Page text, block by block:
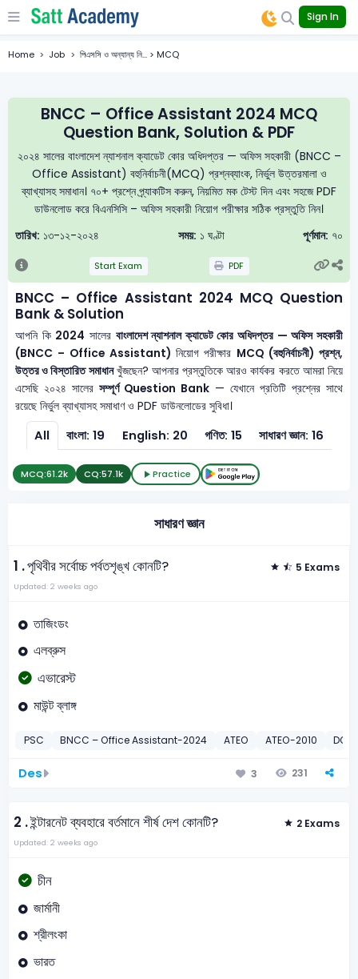
Sign In
Home Job পিএসসি ও অন্যান্য নি... > MCQ
BNCC – Office Assistant 2024 MCQ
Question Bank, Solution & PDF
২০২৪ সালের বাংলাদেশ ন্যাশনাল ক্যাডেট কোর অধিদপ্তর — অফিস সহকারী (BNCC –
Office Assistant) বহুনির্বাচনী(MCQ) প্রশ্নব্যাংক, নির্ভুল উত্তরমালা ও
ব্যাখ্যাসহ সমাধান। ৭০+ প্রশ্নে প্র্যাকটিস করুন, নিয়মিত মক টেস্ট দিন এবং সহজে PDF
ডাউনলোড করে বিএনসিসি – অফিস সহকারী নিয়োগ পরীক্ষার সঠিক প্রস্তুতি নিন।
তারিখ: ১৩-১২-২০২৪ সময়: ১ ঘণ্টা পূর্ণমান: ৭০
Start Exam PDF
BNCC – Office Assistant 2024 MCQ Question
Bank & Solution
আপনি কি 2024 সালের বাংলাদেশ ন্যাশনাল ক্যাডেট কোর অধিদপ্তর — অফিস সহকারী
(BNCC – Office Assistant) নিয়োগ পরীক্ষার MCQ (বহুনির্বাচনী) প্রশ্ন,
উত্তর ও বিস্তারিত সমাধানখুঁজছেন? আপনার প্রস্তুতিকে আরও কার্যকর করতে আমরা নিয়ে
এসেছি ২০২৪ সালেরসম্পূর্ণ Question Bank — যেখানে প্রতিটি প্রশ্নের সাথে
রয়েছে নির্ভুল ব্যাখ্যাসহ সমাধাণ ও PDF ডাউনলোডের সুবিধা।
All বাংলা: 19 English: 20 গণিত: 15 সাধারণ জ্ঞান: 16
MCQ:61.2k CQ:57.1k Practice
সাধারণ জ্ঞান
1 .পৃথিবীর সর্বোচ্চ পর্বতশৃঙ্খ কোনটি? 5 Exams
Updated: 2 weeks ago
তাজিংডং
এলব্রুস
এভারেস্ট
মাউন্ট ব্লাঙ্গ
PSC BNCC – Office Assistant-2024 ATEO ATEO-2010
Des 3 231
2 .ইন্টারনেট ব্যবহারে বর্তমানে শীর্ষ দেশ কোনটি? 2 Exams
Updated: 2 weeks ago
চীন
জার্মানী
শ্রীলংকা
ভারত